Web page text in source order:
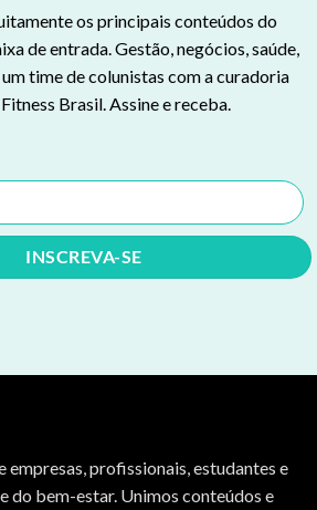
os principais conteúdos do
de entrada. Gestão, negócios, saúde,
time de colunistas com a curadoria
Brasil. Assine e receba.
empresas, profissionais, estudantes e
do bem-estar. Unimos conteúdos e